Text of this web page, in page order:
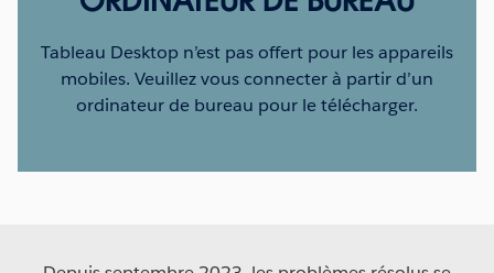
Tableau Desktop n’est pas offert pour les appareils
mobiles. Veuillez vous connecter à partir d’un
ordinateur de bureau pour le télécharger.